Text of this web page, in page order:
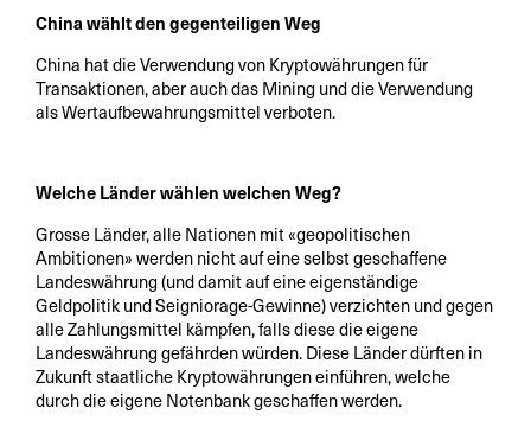
China wählt den gegenteiligen Weg
China hat die Verwendung von Kryptowährungen für
Transaktionen, aber auch das Mining und die Verwendung
als Wertaufbewahrungsmittel verboten.
Welche Länder wählen welchen Weg?
Grosse Länder, alle Nationen mit «geopolitischen
Ambitionen» werden nicht auf eine selbst geschaffene
Landeswährung (und damit auf eine eigenständige
Geldpolitik und Seigniorage-Gewinne) verzichten und gegen
alle Zahlungsmittel kämpfen, falls diese die eigene
Landeswährung gefährden würden. Diese Länder dürften in
Zukunft staatliche Kryptowährungen einführen, welche
durch die eigene Notenbank geschaffen werden.